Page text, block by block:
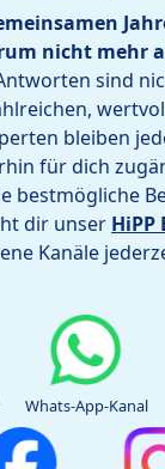
nicht mehr
sind
bleiben
für dich
bestmögliche
dir unser HiPP
Kanäle
Whats-App-Kanal